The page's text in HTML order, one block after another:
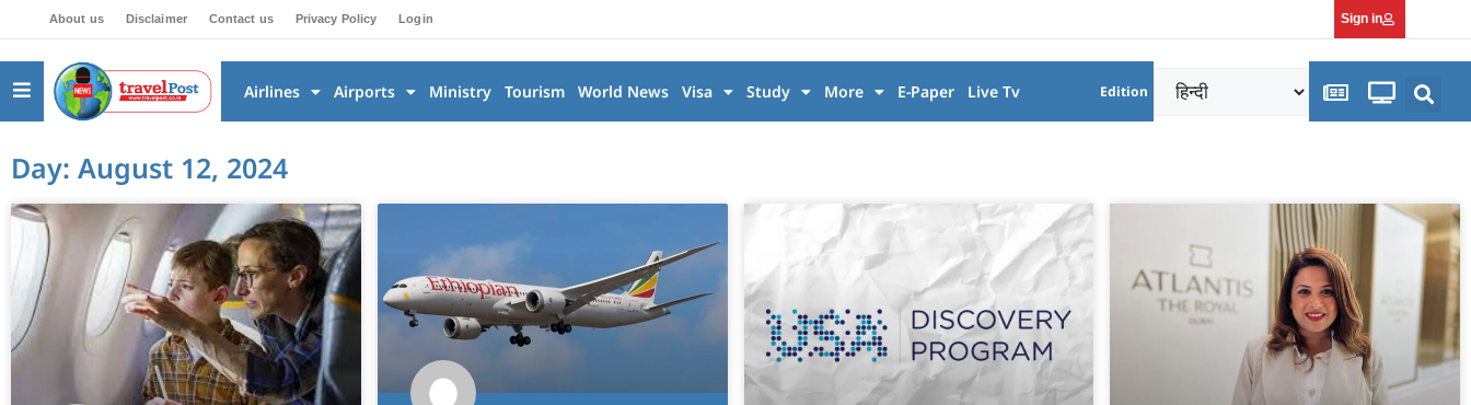
About us Disclaimer Contact us Privacy Policy Login Sign in
Airlines Airports Ministry Tourism World News Visa Study More E-Paper Live Tv Edition
Day: August 12, 2024